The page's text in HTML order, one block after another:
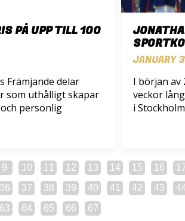
PÅ UPP TILL 100
Främjande delar
som uthålligt skapar
personlig
JANUARY
I början av
veckor
i
9 10 11 12 13 14 15 16
36 37 38 39 40 41 42 43
63 64 65 66 67